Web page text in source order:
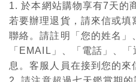
1. 於本網站購物享有7天的
若要辦理退貨，請來信或
聯絡。請註明「您的姓名」
「EMAIL」、「電話」、
息。客服人員在接到您的來